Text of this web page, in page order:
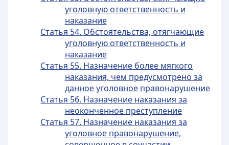
уголовную ответственность и
наказание
Статья 54. Обстоятельства, отягчающие
уголовную ответственность и
наказание
Статья 55. Назначение более мягкого
наказания, чем предусмотрено за
данное уголовное правонарушение
Статья 56. Назначение наказания за
неоконченное преступление
Статья 57. Назначение наказания за
уголовное правонарушение,